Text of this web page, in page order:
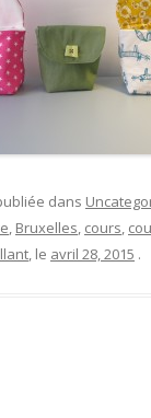
dans
, Bruxelles, cours,
, le avril 28, 2015 .